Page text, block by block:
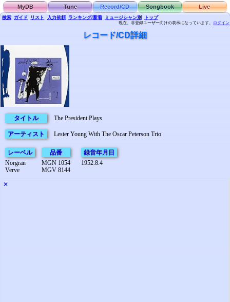
MyDB Tune Record/CD Songbook Live
検索 ガイド リスト 入力依頼 ランキング/新着 ミュージシャン別 トップ
現在、非登録ユーザー向けの表示になっています。 ログイン
レコード/CD詳細
タイトル The President Plays
アーティスト Lester Young With The Oscar Peterson Trio
レーベル
Norgran
Verve
品番
MGN 1054
MGV 8144
録音年月日
1952.8.4
✕